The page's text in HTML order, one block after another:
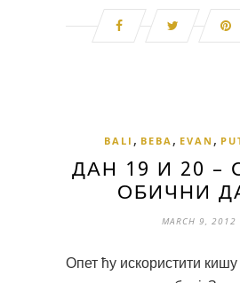
BALI , BEBA , EVAN ,
ДАН 19 И 20 –
ОБИЧНИ
MARCH 9, 2012
Опет ћу искористити кишу